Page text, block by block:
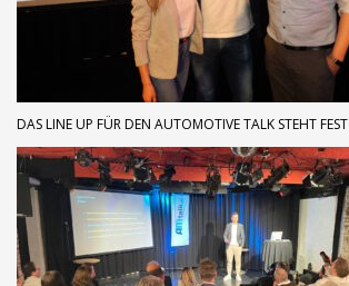
DAS LINE UP FÜR DEN AUTOMOTIVE TALK STEHT FEST